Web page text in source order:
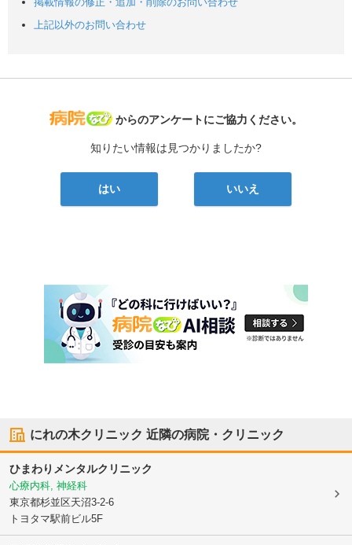
上記以外のお問い合わせ
病院なび
からのアンケートにご協力ください。
知りたい情報は見つかりましたか?
はい いいえ
にれの木クリニック 近隣の病院・クリニック
ひまわりメンタルクリニック
心療内科, 神経科
東京都杉並区天沼3-2-6
トヨタマ駅前ビル5F